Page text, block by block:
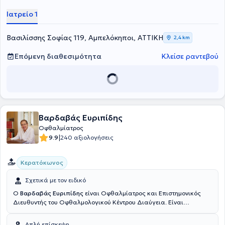
Ιατρείο 1
Βασιλίσσης Σοφίας 119, Αμπελόκηποι, ΑΤΤΙΚΗ 2,4 km
Επόμενη διαθεσιμότητα Κλείσε ραντεβού
Βαρδαβάς Ευριπίδης
Οφθαλμίατρος
9.9|240 αξιολογήσεις
Κερατόκωνος
Σχετικά με τον ειδικό
Ο Βαρδαβάς Ευριπίδης είναι Οφθαλμίατρος και Επιστημονικός
Διευθυντής του Οφθαλμολογικού Κέντρου Διαύγεια. Είναι
Θεσσαλονίκης. Μετά το πέρας της υποχρεωτικής υπηρεσίας